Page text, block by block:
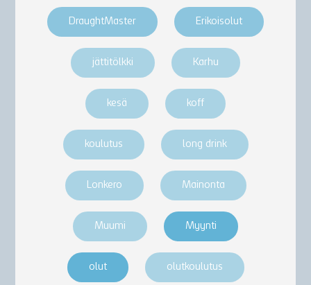
DraughtMaster Erikoisolut
jättitölkki Karhu
kesä koff
koulutus long drink
Lonkero Mainonta
Muumi Myynti
olut olutkoulutus